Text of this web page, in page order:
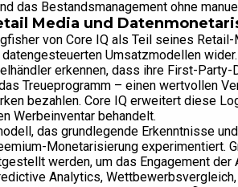
das Bestandsmanagement ohne
Media und
von Core IQ als Teil seines
datengesteuerten Umsatzmodellen
erkennen, dass ihre First-
Treueprogramm – einen wertvollen
bezahlen. Core IQ erweitert diese
Werbeinventar behandelt.
das grundlegende Erkenntnisse
Monetarisierung experimentiert.
werden, um das Engagement der
Analytics,